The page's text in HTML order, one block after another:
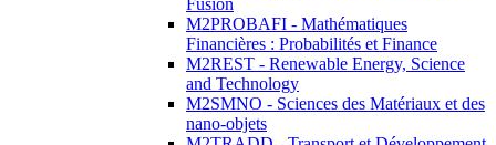
Fusion
M2PROBAFI - Mathématiques
Financières : Probabilités et Finance
M2REST - Renewable Energy, Science
and Technology
M2SMNO - Sciences des Matériaux et des
nano-objets